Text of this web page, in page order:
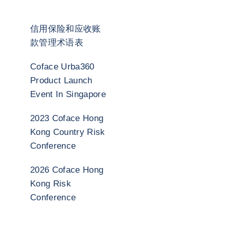
信用保险和应收账
款管理术语表
Coface Urba360
Product Launch
Event In Singapore
2023 Coface Hong
Kong Country Risk
Conference
2026 Coface Hong
Kong Risk
Conference